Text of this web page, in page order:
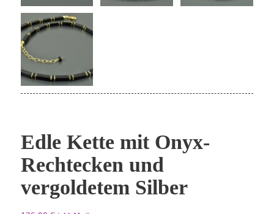
Edle Kette mit Onyx-
Rechtecken und
vergoldetem Silber